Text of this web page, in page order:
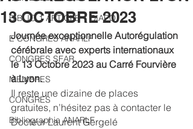
BIBLIO 1 ARTICLE 1 DIAPO
E CONGRES ANARLF
CONGRES SFAR
MEMBRES
CONGRES
Bibliographie ANARLF
13 OCTOBRE 2023
Journée exceptionnelle Autorégulation
cérébrale avec experts internationaux
le 13 Octobre 2023 au Carré Fourvière
à Lyon.
Il reste une dizaine de places
gratuites, n’hésitez pas à contacter le
Docteur Laurent Gergelé